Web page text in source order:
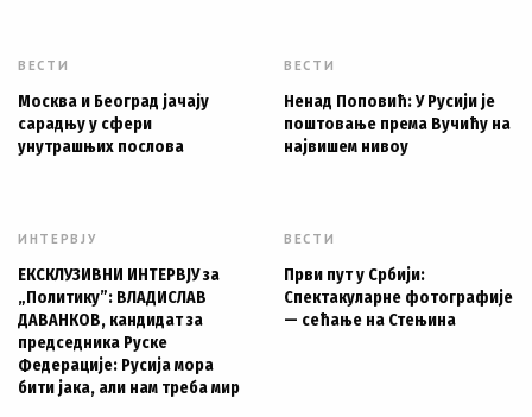
ВЕСТИ
Москва и Београд јачају
сарадњу у сфери
унутрашњих послова
ВЕСТИ
Ненад Поповић: У Русији је
поштовање према Вучићу на
највишем нивоу
ИНТЕРВЈУ
ЕКСКЛУЗИВНИ ИНТЕРВЈУ за
„Политику”: ВЛАДИСЛАВ
ДАВАНКОВ, кандидат за
председника Руске
Федерације: Русија мора
бити јака, али нам треба мир
ВЕСТИ
Први пут у Србији:
Спектакуларне фотографије
— сећање на Стењина